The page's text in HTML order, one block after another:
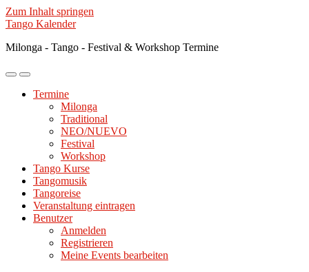
Zum Inhalt springen
Tango Kalender
Milonga - Tango - Festival & Workshop Termine
Mobile-
ein-/ausblenden
Suchfeld
ein-/ausblenden
Termine
Milonga
Traditional
NEO/NUEVO
Festival
Workshop
Tango Kurse
Tangomusik
Tangoreise
Veranstaltung eintragen
Benutzer
Anmelden
Registrieren
Meine Events bearbeiten